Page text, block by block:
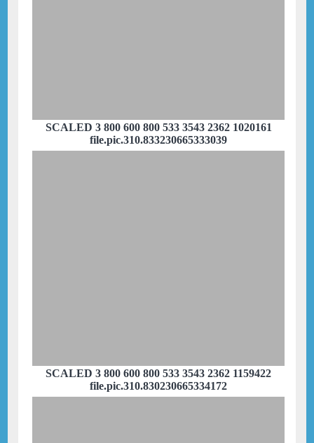
SCALED 3 800 600 800 533 3543 2362 1020161
file.pic.310.833230665333039
SCALED 3 800 600 800 533 3543 2362 1159422
file.pic.310.830230665334172